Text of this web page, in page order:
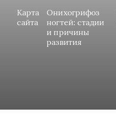
Карта
сайта
Онихогрифоз
ногтей: стадии
и причины
развития